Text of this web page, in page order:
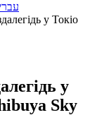
у Токіо
у
Sky